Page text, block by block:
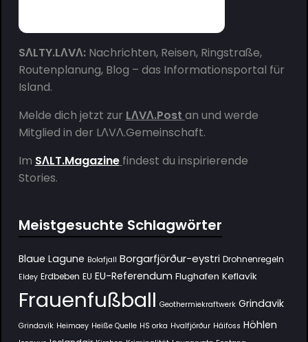
SΛLTY.LΛVΛ:Nachrichten, Reisen, Ringstraße,
Routenplanung, Blog – das Informationsportal für
Island.
Melde dich jetzt zur LΛVΛ.Post an und werde
Mitglied in der LΛVΛ.Gemeinschaft.
Im SΛLT.Magazine findest du inspirierende
Stories.
Meistgesuchte Schlagwörter
Blaue Lagune Bolafjall Borgarfjörður-eystri Drohnenregeln
Eldey Erdbeben EU EU-Referendum Flughafen Keflavík
Frauenfußball Geothermiekraftwerk Grindavik
Grindavík Heimaey Heiße Quelle HS orka Hvalfjörður Háifoss Höhlen